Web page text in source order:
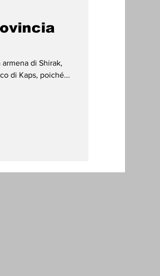
di Shirak,
di Kaps, poiché...